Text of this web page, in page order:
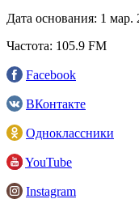
Дата основания: 1 мар.
Частота: 105.9 FM
Facebook
ВКонтакте
Одноклассники
YouTube
Instagram